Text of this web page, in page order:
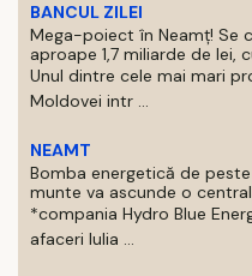
BANCUL ZILEI
Mega-poiect în Neamț! Se
aproape 1,7 miliarde de lei,
Unul dintre cele mai mari
Moldovei intr ...
NEAMT
Bomba energetică de peste
munte va ascunde o
*compania Hydro Blue
afaceri Iulia ...